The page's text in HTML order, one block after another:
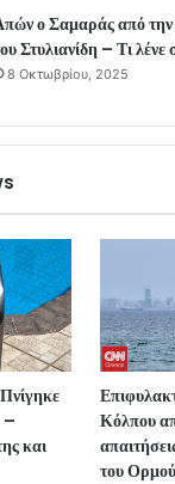
ο Σαμαράς από την
Στυλιανίδη – Τι λένε
8 Οκτωβρίου, 2025
–
και
Κόλπου
του